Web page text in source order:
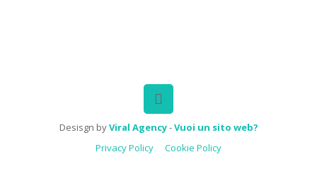
Desisgn byViral Agency-Vuoi un sito web?
Privacy Policy
Cookie Policy